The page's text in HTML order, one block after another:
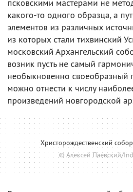
псковскими мастерами не
какого-то одного образца, а
элементов из различных
из которых стали тихвинский
московский Архангельский
возник пусть не самый
необыкновенно своеобразный
можно отнести к числу
произведений новгородской
Христорождественский
© Алексей Паевский/